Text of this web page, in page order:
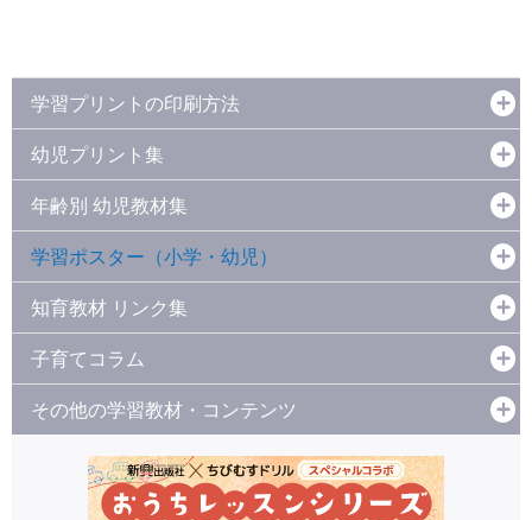
学習プリントの印刷方法
幼児プリント集
年齢別 幼児教材集
学習ポスター（小学・幼児）
知育教材 リンク集
子育てコラム
その他の学習教材・コンテンツ